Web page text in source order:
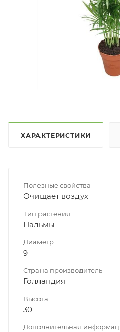
ХАРАКТЕРИСТИКИ
Полезные свойства
Очищает воздух
Тип растения
Пальмы
Диаметр
9
Страна производитель
Голландия
Высота
30
Дополнительная